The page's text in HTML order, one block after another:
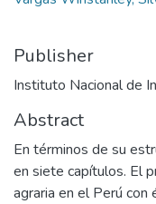
Publisher
Instituto Nacional de
Abstract
En términos de su
en siete capítulos. El
agraria en el Perú con